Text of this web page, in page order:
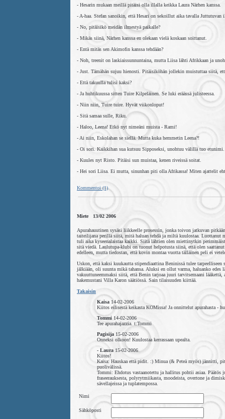
- Hesarin mukaan meillä pitäisi olla illalla keikka Laura Närhen kanssa.
- A-haa. Stefan sanoikin, että Hesari on sekoillut aika tavalla Juttutuvan
- No, pitäisikö meidän ilmestyä paikalle?
- Mikäs siinä, Närhen kanssa en olekaan vielä koskaan soittanut.
- Entä mitäs sen Akimofin kanssa tehdään?
- Noh, treenit on laskiaissunnuntaina, mutta Liisa lähti Afrikkaan ja
- Just. Tämähän sujuu hienosti. Pitäisiköhän jollekin muistuttaa siitä,
- Että takuulla tulisi kaksi?
- Ja huhtikuussa sitten Tuire Kilpeläinen. Se luki eräässä julisteessa.
- Niin niin, Tuire tuire. Hyvät viikonloput!
- Sitä samaa sulle, Riku.
- Haloo, Leena! Etkö nyt nimeäni muista - Rami!
- Ai niin, Eskolahan se siellä. Mutta kuka hemmetin Leena?!
- Oi sori. Kaikkihan sua kutsuu Sipposeksi, unohtuu välillä tuo
- Kuules nyt Risto. Pitäisi sun muistaa, kenen riveissä soitat.
- Hei sori Liisa. Ei mutta, sinunhan piti olla Afrikassa! Miten ajattelit
Kommentoi (1)
Miete 13/02 2006
Apurahauutinen sysäsi liikkeelle prosessin, jonka toivon jatkuvan
taiteilijana perillä siitä, mitä haluan tehdä ja miltä kuulostaa.
tuli aika kyseenalaistaa kaikki. Siitä lähtien olen miettinytkin
sitä viedä. Laulutupa-klubi on tuonut helpotusta siinä, että olen
edelleen, mutta tiedostan, että kovin montaa vuotta tälläinen peli ei
Uskon, että kaksi kuukautta stipendiaattina Beninissä tulee
jälkiään, oli suunta mikä tahansa. Aluksi en ollut varma, haluanko
vakuuttuneemmaksi siitä, että Benin tarjoaa juuri tarvitsemaani
hakemustani Villa Karon säätiössä. Sain tilaisuuden kiittää.
Takaisin
Kaisa 14-02-2006
Kiitos eilisestä keikasta KOMissa! Ja onnittelut apurahasta -
Tommi 14-02-2006
Tee apurahajazzia. t:Tommi
Pagisija 15-02-2006
Onneksi olkoon! Kuulostaa kerrassaan upealta.
- Laura 15-02-2006
Kiitos!
Kaisa: Hauskaa että pidit. :) Minua (& Peteä myös) jännitti,
puolivälissä.
Tommi: Ehdotus vastaanotettu ja hallitus pohtii asiaa. Päätös
fraseerauksesta, polyrytmiikasta, moodeista, overtone ja
sävellajeissa ja tuplatempossa.
Nimi
Sähköposti